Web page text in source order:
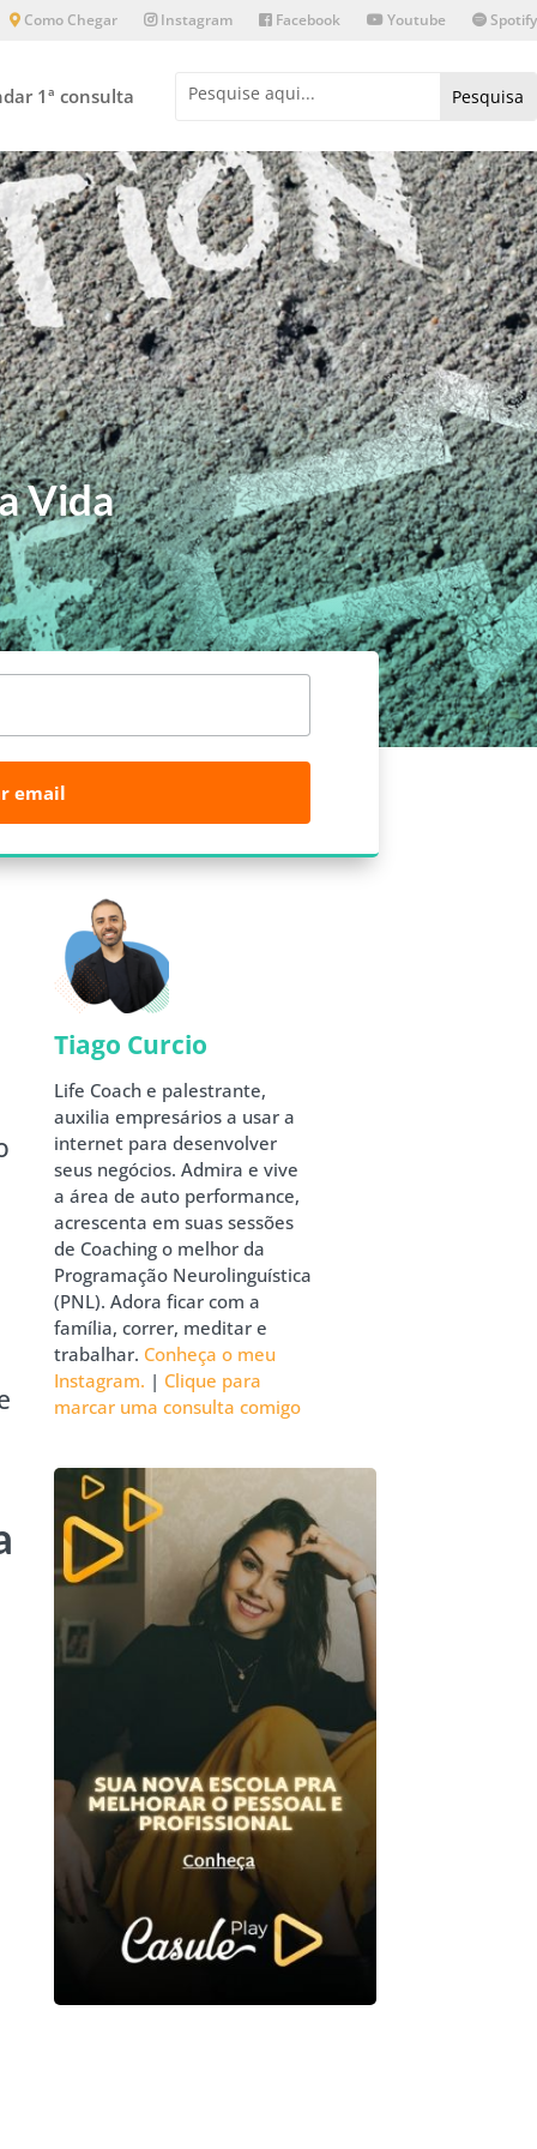
Como Chegar Instagram Facebook Youtube Spotify
1ª consulta
Vida
email
Tiago Curcio
Life Coach e palestrante,
auxilia empresários a usar a
internet para desenvolver
seus negócios. Admira e vive
a área de auto performance,
acrescenta em suas sessões
de Coaching o melhor da
Programação Neurolinguística
(PNL). Adora ficar com a
família, correr, meditar e
trabalhar. Conheça o meu
Instagram. | Clique para
marcar uma consulta comigo